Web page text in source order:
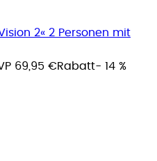
2« 2 Personen mit
69,95 €Rabatt- 14 %